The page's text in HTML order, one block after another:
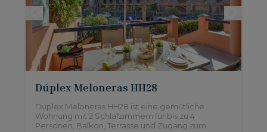
Dúplex Meloneras HH28
Duplex Meloneras HH28 ist eine gemütliche
Wohnung mit 2 Schlafzimmern für bis zu 4
Personen, Balkon, Terrasse und Zugang zum